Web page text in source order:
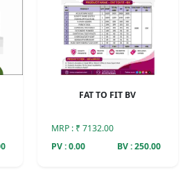
FAT TO FIT BV
MRP : ₹ 7132.00
PV : 0.00
BV : 250.00